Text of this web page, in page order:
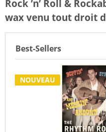
Rock ’n’ Roll &
wax venu tout droit
Best-Sellers
NOUVEAU